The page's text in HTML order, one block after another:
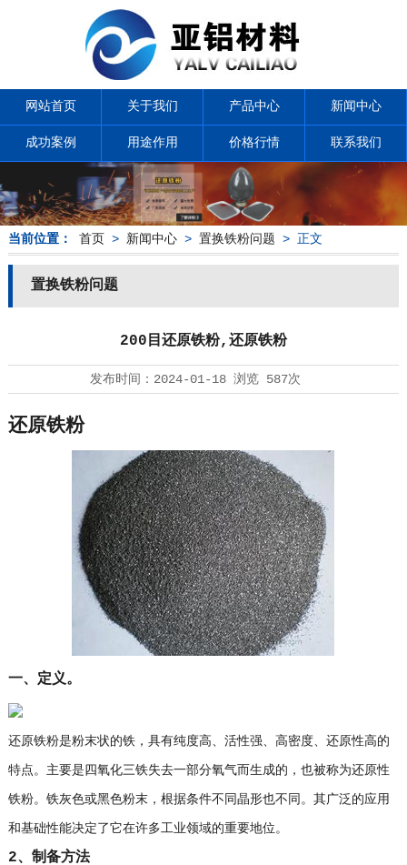
网站首页 关于我们 产品中心 新闻中心
成功案例 用途作用 价格行情 联系我们
当前位置： 首页 > 新闻中心> 置换铁粉问题 > 正文
置换铁粉问题
200目还原铁粉,还原铁粉
发布时间： 2024-01-18浏览 587次
还原铁粉
一、定义。
还原铁粉是粉末状的铁，具有纯度高、活性强、高密度、还原性高的
特点。主要是四氧化三铁失去一部分氧气而生成的，也被称为还原性
铁粉。铁灰色或黑色粉末，根据条件不同晶形也不同。其广泛的应用
和基础性能决定了它在许多工业领域的重要地位。
2、制备方法